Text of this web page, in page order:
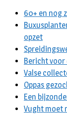
60+ en nog
opzet
Bericht voor
Valse
Oppas
Een
Vught moet